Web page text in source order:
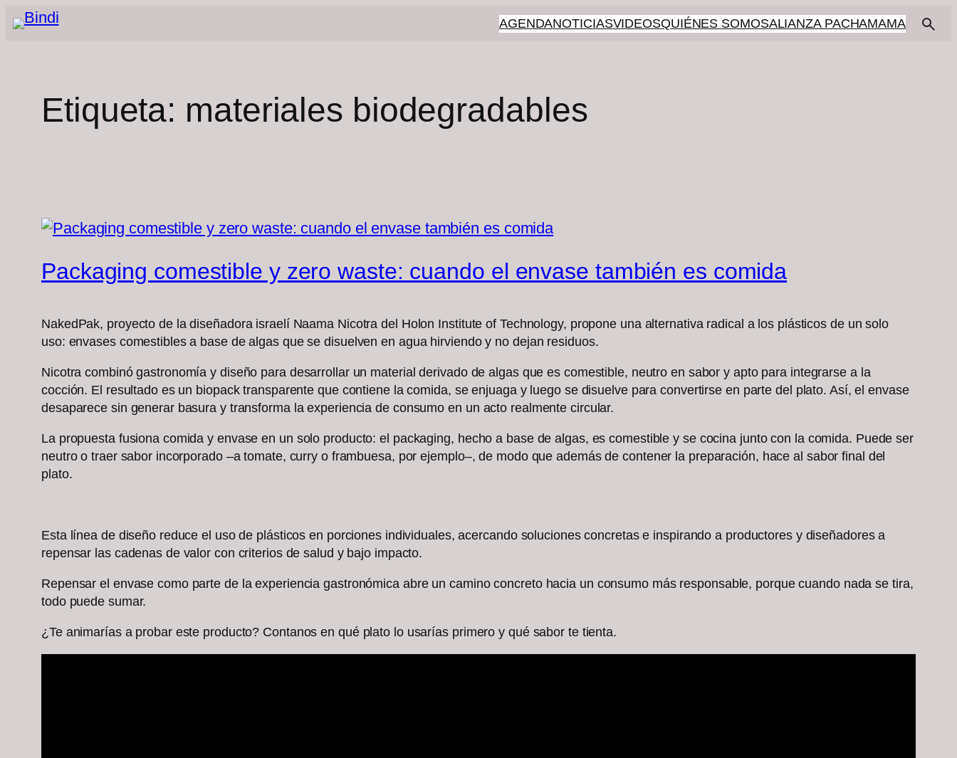
Saltar
AGENDANOTICIASVIDEOSQUIÉNES SOMOSALIANZA PACHAMAMA
Etiqueta: materiales biodegradables
Packaging comestible y zero waste: cuando el envase también es comida
NakedPak, proyecto de la diseñadora israelí Naama Nicotra del Holon Institute of Technology, propone una alternativa radical a los plásticos de un solo
uso: envases comestibles a base de algas que se disuelven en agua hirviendo y no dejan residuos.
Nicotra combinó gastronomía y diseño para desarrollar un material derivado de algas que es comestible, neutro en sabor y apto para integrarse a la
cocción. El resultado es un biopack transparente que contiene la comida, se enjuaga y luego se disuelve para convertirse en parte del plato. Así, el envase
desaparece sin generar basura y transforma la experiencia de consumo en un acto realmente circular.
La propuesta fusiona comida y envase en un solo producto: el packaging, hecho a base de algas, es comestible y se cocina junto con la comida. Puede ser
neutro o traer sabor incorporado –a tomate, curry o frambuesa, por ejemplo–, de modo que además de contener la preparación, hace al sabor final del
plato.
Esta línea de diseño reduce el uso de plásticos en porciones individuales, acercando soluciones concretas e inspirando a productores y diseñadores a
repensar las cadenas de valor con criterios de salud y bajo impacto.
Repensar el envase como parte de la experiencia gastronómica abre un camino concreto hacia un consumo más responsable, porque cuando nada se tira,
todo puede sumar.
¿Te animarías a probar este producto? Contanos en qué plato lo usarías primero y qué sabor te tienta.